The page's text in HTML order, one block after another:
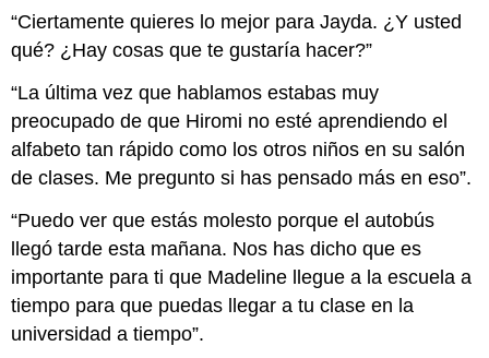
“Ciertamente quieres lo mejor para Jayda. ¿Y usted
qué? ¿Hay cosas que te gustaría hacer?”
“La última vez que hablamos estabas muy
preocupado de que Hiromi no esté aprendiendo el
alfabeto tan rápido como los otros niños en su salón
de clases. Me pregunto si has pensado más en eso”.
“Puedo ver que estás molesto porque el autobús
llegó tarde esta mañana. Nos has dicho que es
importante para ti que Madeline llegue a la escuela a
tiempo para que puedas llegar a tu clase en la
universidad a tiempo”.